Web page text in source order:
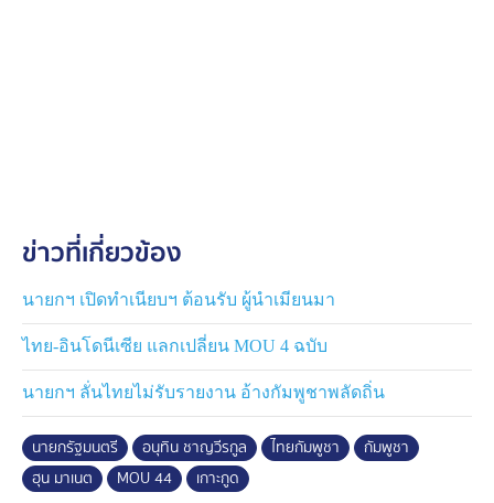
ของประเทศและประชาชน ขอให้ประชาชนทุกคนมั่นใจใน
ส่วนเรื่องที่เป็นกระแสวิพากษ์วิจารณ์ในโซเชียล คือ ภาพ
การจับมือระหว่าง นายอนุทิน กับ นายฮุน มาเนต นั้น นาย
นริศโรจน์ เฟื่องระบิล อดีตเอกอัครราชทูตไทย ประจำกรุง
บัวโนสไอเรส ประเทศอาร์เจนตินา โพสต์ระบุว่า การจับมือ
กับคู่กรณีในการประชุมระดับนานาชาติ เป็นการแสดงออก
ของ "มารยาททางการทูต" แบบหนึ่งเท่านั้น จะให้นายกฯ เบ้
ปาก ถลึงตา ไม่จับมือด้วย จากที่ได้เปรียบจะเสียเปรียบทันที
ข่าวที่เกี่ยวข้อง
นายกฯ เปิดทำเนียบฯ ต้อนรับ ผู้นำเมียนมา
ไทย-อินโดนีเซีย แลกเปลี่ยน MOU 4 ฉบับ
นายกฯ ลั่นไทยไม่รับรายงาน อ้างกัมพูชาพลัดถิ่น
นายกรัฐมนตรี อนุทิน ชาญวีรกูล ไทยกัมพูชา
กัมพูชา
ฮุน มาเนต
MOU 44 เกาะกูด